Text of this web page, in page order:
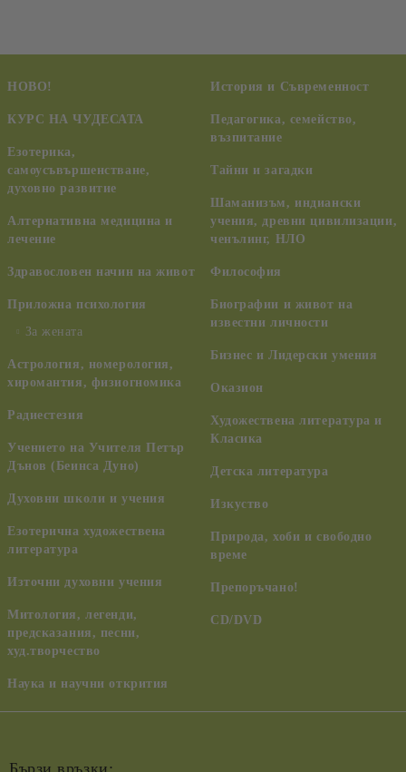
НОВО!
КУРС НА ЧУДЕСАТА
Езотерика,
самоусъвършенстване,
духовно развитие
Алтернативна медицина и
лечение
Здравословен начин на живот
Приложна психология
За жената
Астрология, номерология,
хиромантия, физиогномика
Радиестезия
Учението на Учителя Петър
Дънов (Беинса Дуно)
Духовни школи и учения
Езотерична художествена
литература
Източни духовни учения
Митология, легенди,
предсказания, песни,
худ.творчество
Наука и научни открития
История и Съвременност
Педагогика, семейство,
възпитание
Тайни и загадки
Шаманизъм, индиански
учения, древни цивилизации,
ченълинг, НЛО
Философия
Биографии и живот на
известни личности
Бизнес и Лидерски умения
Оказион
Художествена литература и
Класика
Детска литература
Изкуство
Природа, хоби и свободно
време
Препоръчано!
CD/DVD
Бързи връзки: